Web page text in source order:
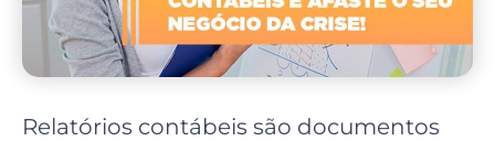
Relatórios contábeis são documentos